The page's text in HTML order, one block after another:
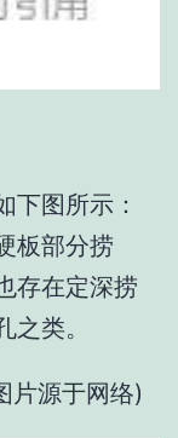
下图所示：
板部分捞
存在定深捞
类。
片源于网络)